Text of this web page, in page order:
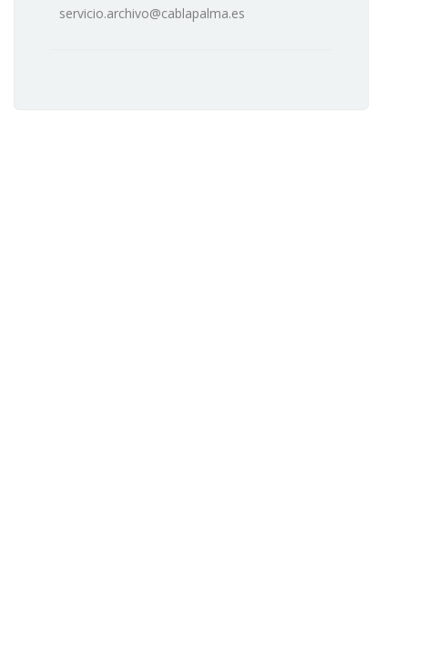
servicio.archivo@cablapalma.es